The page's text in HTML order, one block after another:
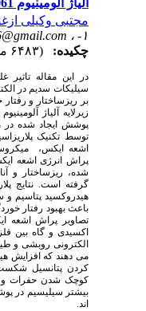
آلیاژ آلومینیوم 6061
مجتبی وکیلی
چکیده:
در این مقاله تاثیر
سیلیکات سدیم در
بر ریزساختار و
توسط تکنیک
اشعه ایکس،
پراش انرژی اشعه
شده، ریزساختار و
گرفته است. نتایج
هیدروکسید پتاسیم و
باعث بهبود رفتار
تصاویر پراش اشعه
اکسیدی و گاه بین
الکترونی روبشی و
می دهند که افزایش
کردن پتانسیل شکست
کوچک شدن حفرات و
بیشتر سیلیسیم در
اند.